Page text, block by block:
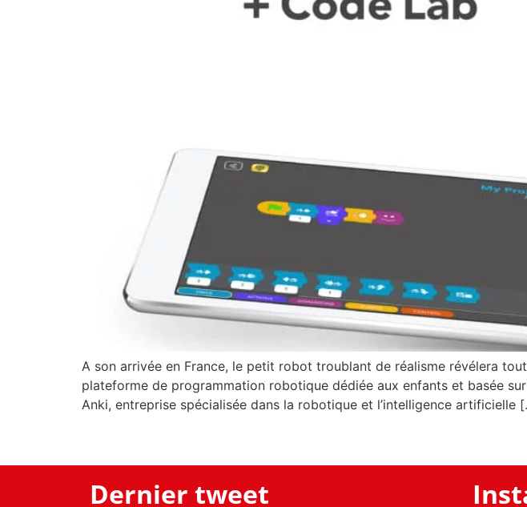
A son arrivée en France, le petit robot troublant de réalisme révélera
plateforme de programmation robotique dédiée aux enfants et basée
Anki, entreprise spécialisée dans la robotique et l’intelligence artificielle
Dernier tweet